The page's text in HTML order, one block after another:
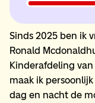
Sinds 2025 ben ik
Ronald
Kinderafdeling
maak ik
dag en nacht de